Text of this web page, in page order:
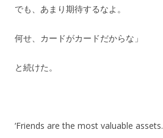
でも、あまり期待するなよ。
何せ、カードがカードだからな」
と続けた。
‘Friends are the most valuable assets.